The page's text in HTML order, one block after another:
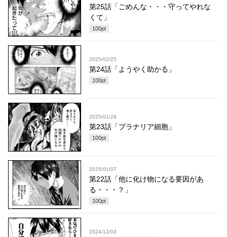
第25話「ごめんな・・・守ってやれな
くて」
100pt
2025/02/25
第24話「ようやく助かる」
100pt
2025/01/28
第23話「プラナリア細胞」
100pt
2025/01/07
第22話「他に化け物になる要因があ
る・・・？」
100pt
2024/12/03